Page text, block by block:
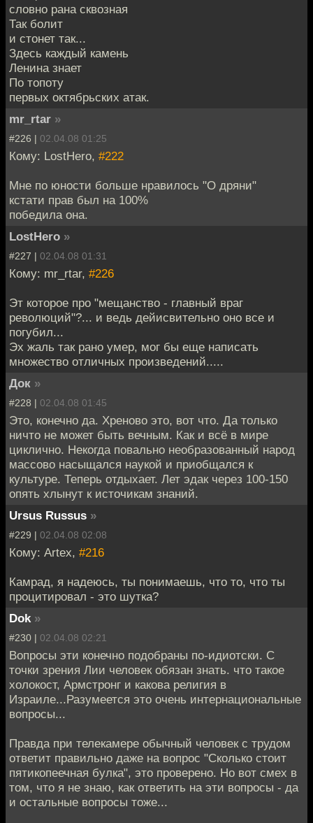
словно рана сквозная
Так болит
и стонет так...
Здесь каждый камень
Ленина знает
По топоту
первых октябрьских атак.
mr_rtar »
#226 | 02.04.08 01:25
Кому: LostHero, #222
Мне по юности больше нравилось "О дряни"
кстати прав был на 100%
победила она.
LostHero »
#227 | 02.04.08 01:31
Кому: mr_rtar, #226
Эт которое про "мещанство - главный враг
революций"?... и ведь дейисвительно оно все и
погубил...
Эх жаль так рано умер, мог бы еще написать
множество отличных произведений.....
Док »
#228 | 02.04.08 01:45
Это, конечно да. Хреново это, вот что. Да только
ничто не может быть вечным. Как и всё в мире
циклично. Некогда повально необразованный народ
массово насыщался наукой и приобщался к
культуре. Теперь отдыхает. Лет эдак через 100-150
опять хлынут к источикам знаний.
Ursus Russus »
#229 | 02.04.08 02:08
Кому: Artex, #216
Камрад, я надеюсь, ты понимаешь, что то, что ты
процитировал - это шутка?
Dok »
#230 | 02.04.08 02:21
Вопросы эти конечно подобраны по-идиотски. С
точки зрения Лии человек обязан знать. что такое
холокост, Армстронг и какова религия в
Израиле...Разумеется это очень интернациональные
вопросы...
Правда при телекамере обычный человек с трудом
ответит правильно даже на вопрос "Сколько стоит
пятикопеечная булка", это проверено. Но вот смех в
том, что я не знаю, как ответить на эти вопросы - да
и остальные вопросы тоже...